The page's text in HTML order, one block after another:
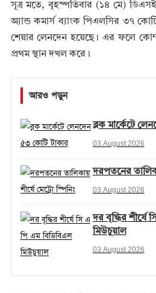
সূত্র মতে, বৃহস্পতিবার (১৪ মে)
অ্যান্ড কমার্স ব্যাংক পিএলসির ৩৭
শেয়ার লেনদেন হয়েছে। এর ফলে
প্রথম স্থান দখল করে।
আরও পড়ুন
ব্লক মার্কেটে
03 August 2026
দরপতনের
03 August 2026
দর বৃদ্ধির শীর্ষে
মিউচুয়াল
03 August 2026